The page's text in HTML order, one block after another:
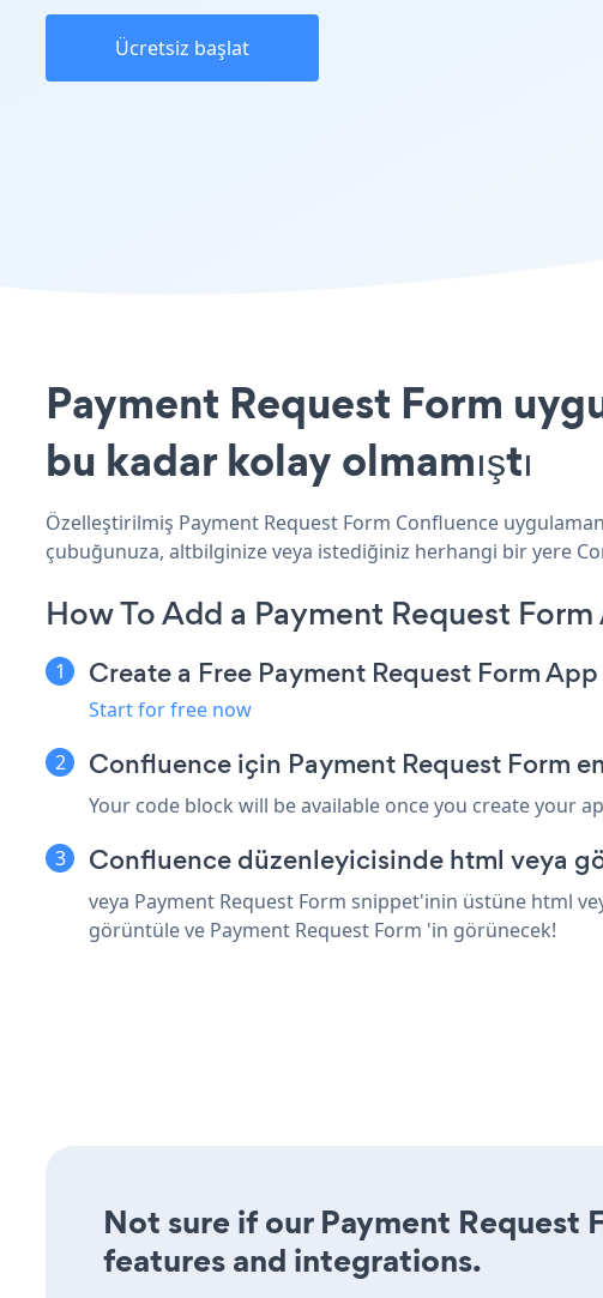
Ücretsiz başlat
Payment Request Form
bu kadar kolay olmamıştı
Özelleştirilmiş Payment Request Form Confluence
çubuğunuza, altbilginize veya istediğiniz herhangi bir yere
How To Add a Payment Request
Create a Free Payment Request Form App
Start for free now
Confluence için Payment Request Form
Your code block will be available once you create your
Confluence düzenleyicisinde html veya
veya Payment Request Form snippet'inin üstüne html
görüntüle ve Payment Request Form 'in görünecek!
Not sure if our Payment Request
features and integrations.